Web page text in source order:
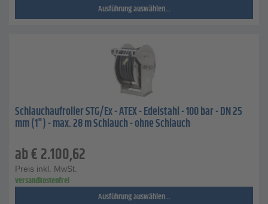
Ausführung auswählen...
Schlauchaufroller STG/Ex - ATEX - Edelstahl - 100 bar - DN 25
mm (1") - max. 28 m Schlauch - ohne Schlauch
ab€2.100,62
Preis inkl. MwSt.
versandkostenfrei
Ausführung auswählen...